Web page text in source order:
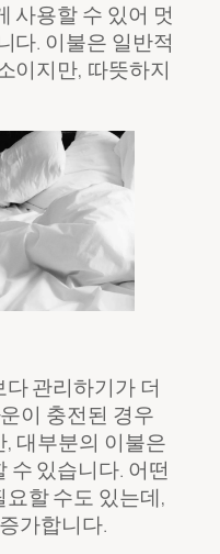
사용할 수 있어 멋
다. 이불은 일반적
이지만, 따뜻하지
관리하기가 더
이 충전된 경우
대부분의 이불은
수 있습니다. 어떤
할 수도 있는데,
가합니다.